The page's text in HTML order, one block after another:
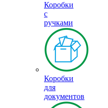
Коробки
с
ручками
Коробки
для
документов